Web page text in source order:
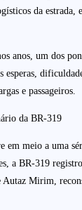
da estrada,
anos, um dos
e passageiros.
da BR-319
em meio a uma
a BR-319
Autaz Mirim,